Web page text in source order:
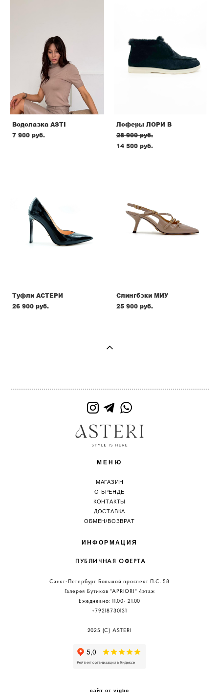
Водолазка ASTI
7 900 pуб.
Лоферы ЛОРИ В
28 900 pуб.
14 500 pуб.
Туфли АСТЕРИ
26 900 pуб.
Слингбэки МИУ
25 900 pуб.
МЕНЮ
МАГАЗИН
О БРЕНДЕ
КОНТАКТЫ
ДОСТАВКА
ОБМЕН/ВОЗВРАТ
ИНФОРМАЦИЯ
ПУБЛИЧНАЯ ОФЕРТА
Санкт-Петербург Большой проспект П.С. 58
Галерея Бутиков "АPRIORI" 4этаж
Ежедневно: 11.00- 21.00
+79218730131
2025 (C) ASTERI
сайт от vigbo